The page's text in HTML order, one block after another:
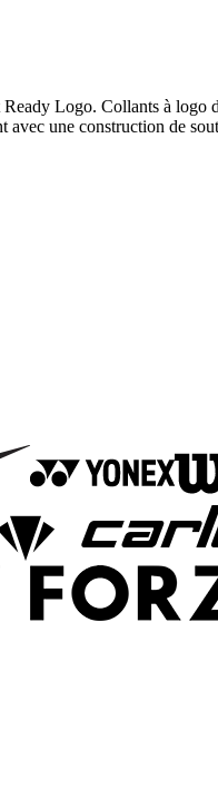
Logo. Collants à
avec une construction de